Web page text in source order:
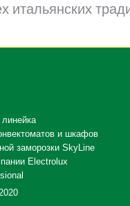
итальянских
и шкафов
заморозки SkyLine
Electrolux